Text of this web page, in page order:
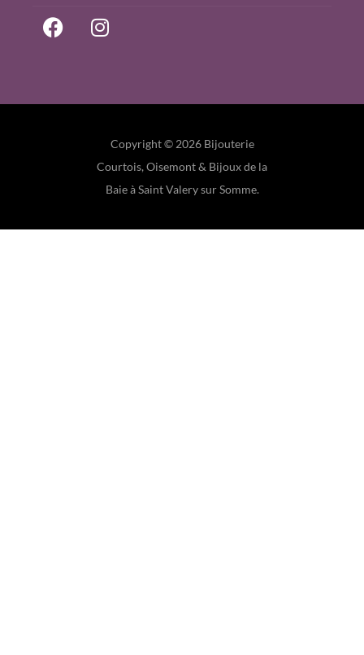
Copyright © 2026 Bijouterie
Courtois, Oisemont & Bijoux de la
Baie à Saint Valery sur Somme.